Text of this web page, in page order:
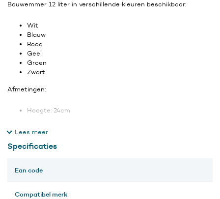
Bouwemmer 12 liter in verschillende kleuren beschikbaar:
Wit
Blauw
Rood
Geel
Groen
Zwart
Afmetingen:
Hoogte: 24cm
Specificaties
Ean code
Compatibel merk